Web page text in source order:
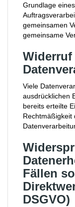
Grundlage
gemeinsamen
gemeinsame
Viele
ausdrücklichen
bereits erteilte
Rechtmäßigkeit
Fällen
DSGVO)